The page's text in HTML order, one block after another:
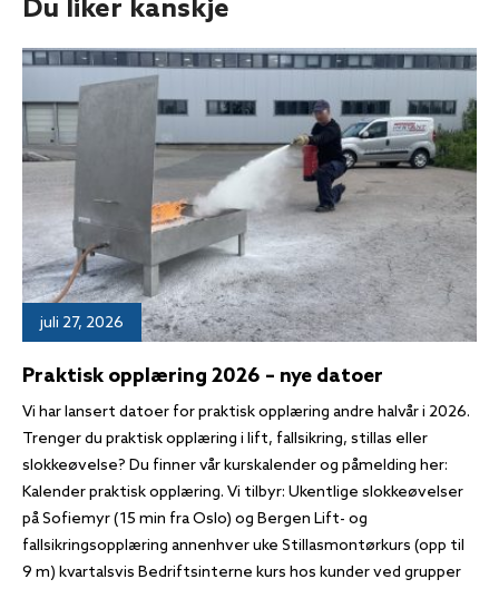
Du liker kanskje
juli 27, 2026
Praktisk opplæring 2026 – nye datoer
Vi har lansert datoer for praktisk opplæring andre halvår i 2026.
Trenger du praktisk opplæring i lift, fallsikring, stillas eller
slokkeøvelse? Du finner vår kurskalender og påmelding her:
Kalender praktisk opplæring. Vi tilbyr: Ukentlige slokkeøvelser
på Sofiemyr (15 min fra Oslo) og Bergen Lift- og
fallsikringsopplæring annenhver uke Stillasmontørkurs (opp til
9 m) kvartalsvis Bedriftsinterne kurs hos kunder ved grupper